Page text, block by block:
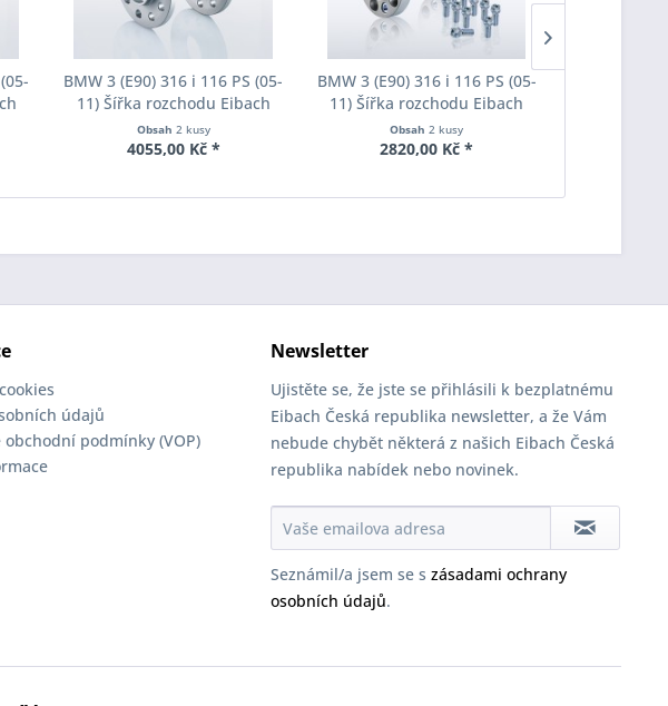
BMW 3 (E90) 316 i 116 PS (05-
11) Šířka rozchodu Eibach
Pro-Spacer S90-2-20-020
System2 Tloušťka 20mm
Obsah 2 kusy
4055,00 Kč *
BMW 3 (E90) 316 i 116 PS (05-
11) Šířka rozchodu Eibach
Pro-Spacer S90-7-20-010
System7 Tloušťka 20mm
Obsah2 kusy
2820,00 Kč *
údajů
obchodní podmínky (VOP)
Newsletter
Ujistěte se, že jste se přihlásili k bezplatnému
Eibach Česká republika newsletter, a že Vám
nebude chybět některá z našich Eibach Česká
republika nabídek nebo novinek.
Seznámil/a jsem se s zásadami ochrany
osobních údajů.